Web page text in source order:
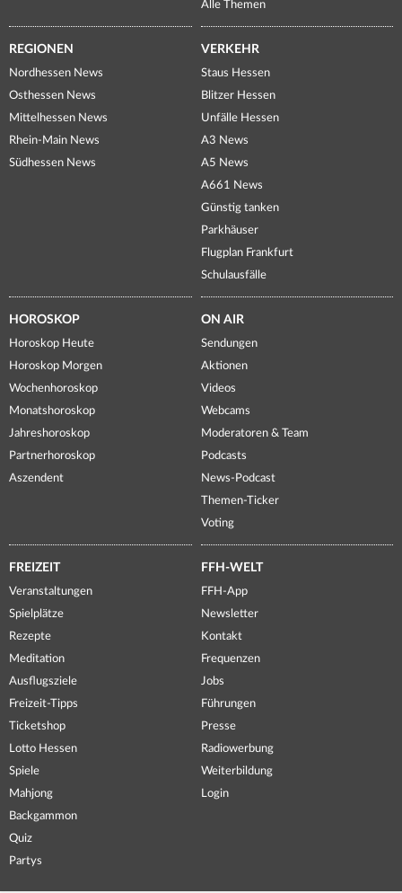
Alle Themen
REGIONEN
Nordhessen News
Osthessen News
Mittelhessen News
Rhein-Main News
Südhessen News
VERKEHR
Staus Hessen
Blitzer Hessen
Unfälle Hessen
A3 News
A5 News
A661 News
Günstig tanken
Parkhäuser
Flugplan Frankfurt
Schulausfälle
HOROSKOP
Horoskop Heute
Horoskop Morgen
Wochenhoroskop
Monatshoroskop
Jahreshoroskop
Partnerhoroskop
Aszendent
ON AIR
Sendungen
Aktionen
Videos
Webcams
Moderatoren & Team
Podcasts
News-Podcast
Themen-Ticker
Voting
FREIZEIT
Veranstaltungen
Spielplätze
Rezepte
Meditation
Ausflugsziele
Freizeit-Tipps
Ticketshop
Lotto Hessen
Spiele
Mahjong
Backgammon
Quiz
Partys
FFH-WELT
FFH-App
Newsletter
Kontakt
Frequenzen
Jobs
Führungen
Presse
Radiowerbung
Weiterbildung
Login